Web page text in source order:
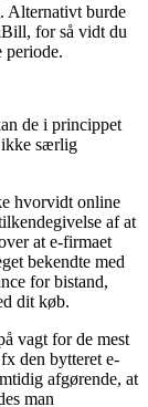
Alternativt burde
for så vidt du
periode.
de i princippet
ikke særlig
hvorvidt online
af at
at e-firmaet
bekendte med
for bistand,
dit køb.
vagt for de mest
den bytteret e-
afgørende, at
man